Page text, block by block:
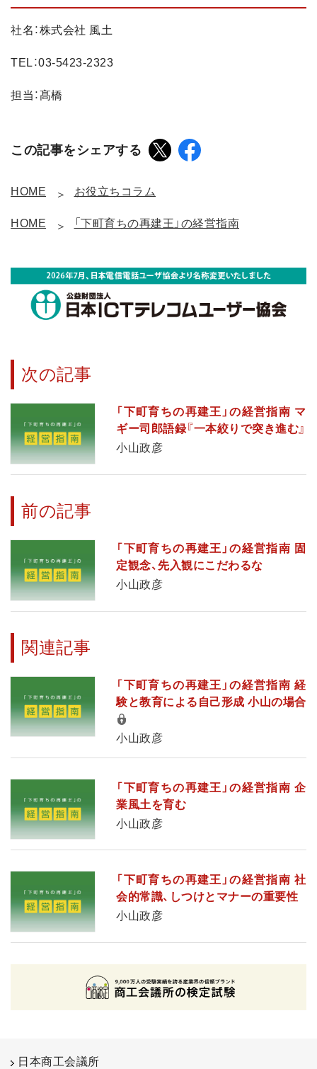
社名：株式会社 風土
TEL：03-5423-2323
担当：髙橋
この記事をシェアする
HOME お役立ちコラム
HOME 「下町育ちの再建王」の経営指南
次の記事
「下町育ちの再建王」の経営指南 マ
ギー司郎語録『一本絞りで突き進む』
小山政彦
前の記事
「下町育ちの再建王」の経営指南 固
定観念、先入観にこだわるな
小山政彦
関連記事
「下町育ちの再建王」の経営指南 経
験と教育による自己形成 小山の場合
小山政彦
「下町育ちの再建王」の経営指南 企
業風土を育む
小山政彦
「下町育ちの再建王」の経営指南 社
会的常識、しつけとマナーの重要性
小山政彦
日本商工会議所